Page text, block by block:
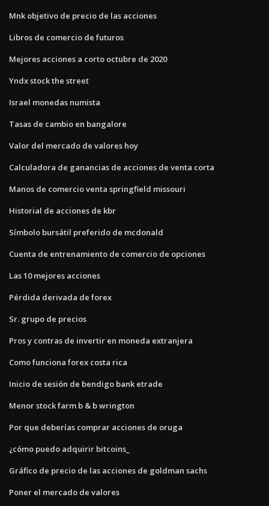
Mnk objetivo de precio de las acciones
Libros de comercio de futuros
Mejores acciones a corto octubre de 2020
Yndx stock the street
Israel monedas numista
Tasas de cambio en bangalore
Valor del mercado de valores hoy
Calculadora de ganancias de acciones de venta corta
Manos de comercio venta springfield missouri
Historial de acciones de kbr
Símbolo bursátil preferido de mcdonald
Cuenta de entrenamiento de comercio de opciones
Las 10 mejores acciones
Pérdida derivada de forex
Sr. grupo de precios
Pros y contras de invertir en moneda extranjera
Como funciona forex costa rica
Inicio de sesión de bendigo bank etrade
Menor stock farm b & b wrington
Por que deberías comprar acciones de oruga
¿cómo puedo adquirir bitcoins_
Gráfico de precio de las acciones de goldman sachs
Poner el mercado de valores